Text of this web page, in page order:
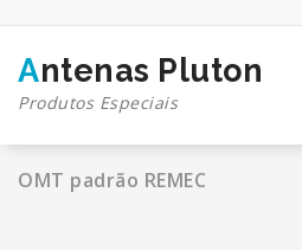
para
conteúdoAntenas Pluton
Produtos Especiais
OMT padrão REMEC